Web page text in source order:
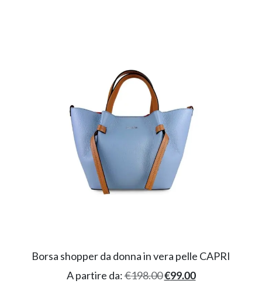
Borsa shopper da donna in vera pelle CAPRI
A partire da:€198.00€99.00